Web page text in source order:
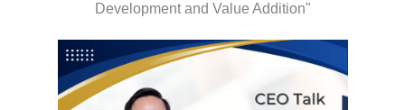
Development and Value Addition"